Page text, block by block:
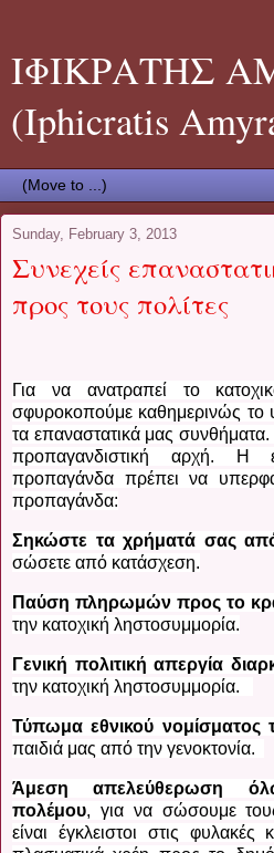
ΙΦΙΚΡΑΤΗΣ
(Iphicratis
Sunday, February 3, 2013
Συνεχείς
προς τους πολίτες
Για να ανατραπεί το
σφυροκοπούμε καθημερινώς το
τα επαναστατικά μας
προπαγανδιστική αρχή. Η
προπαγάνδα πρέπει να
προπαγάνδα:
Σηκώστε τα χρήματά σας από
σώσετε από κατάσχεση.
Παύση πληρωμών προς το
την κατοχική ληστοσυμμορία.
Γενική πολιτική απεργία
την κατοχική ληστοσυμμορία.
Τύπωμα εθνικού νομίσματος
παιδιά μας από την γενοκτονία.
Άμεση απελεύθερωση
πολέμου, για να σώσουμε
είναι έγκλειστοι στις